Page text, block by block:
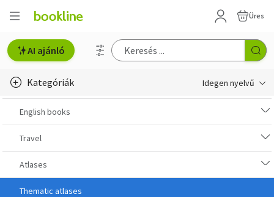
Üres
AI ajánló
Kategóriák Idegen nyelvű
e-Könyv, audio
e-könyv-olvasók
English books
Deutsche Bücher
English books
Travel
Atlases
Thematic atlases